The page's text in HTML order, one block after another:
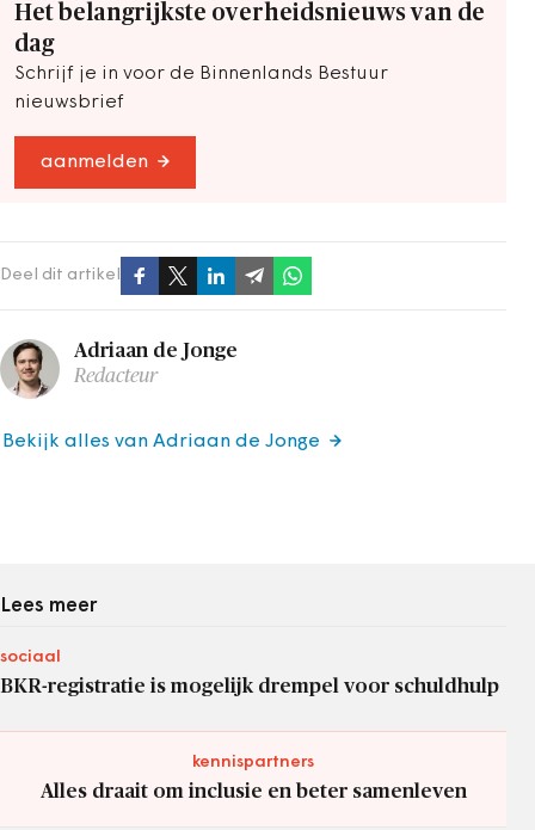
Het belangrijkste overheidsnieuws van de
dag
Schrijf je in voor de Binnenlands Bestuur
nieuwsbrief
aanmelden
Deel dit artikel
Adriaan de Jonge
Redacteur
Bekijk alles van Adriaan de Jonge
Lees meer
sociaal
BKR-registratie is mogelijk drempel voor schuldhulp
kennispartners
Alles draait om inclusie en beter samenleven